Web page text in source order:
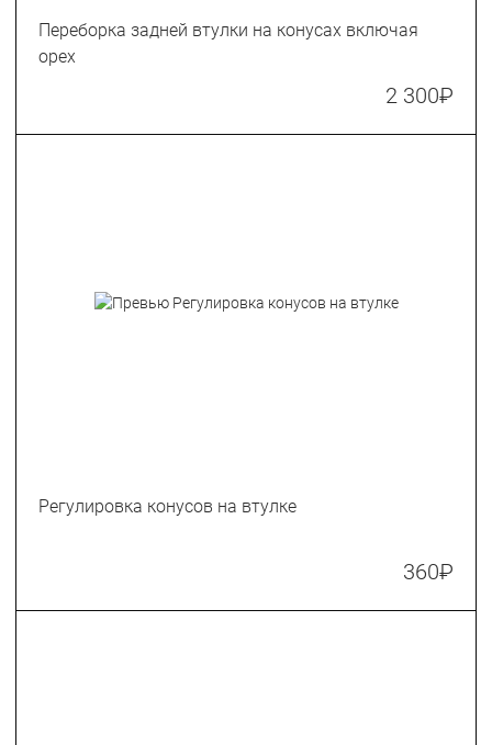
Переборка задней втулки на конусах включая
орех
2 300₽
Регулировка конусов на втулке
360₽